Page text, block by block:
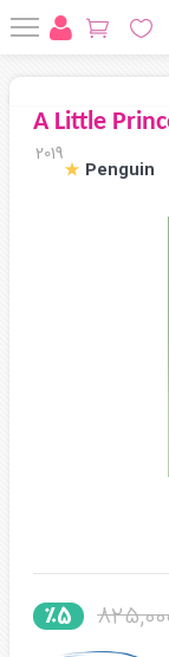
A Little
2019
Penguin
٪5